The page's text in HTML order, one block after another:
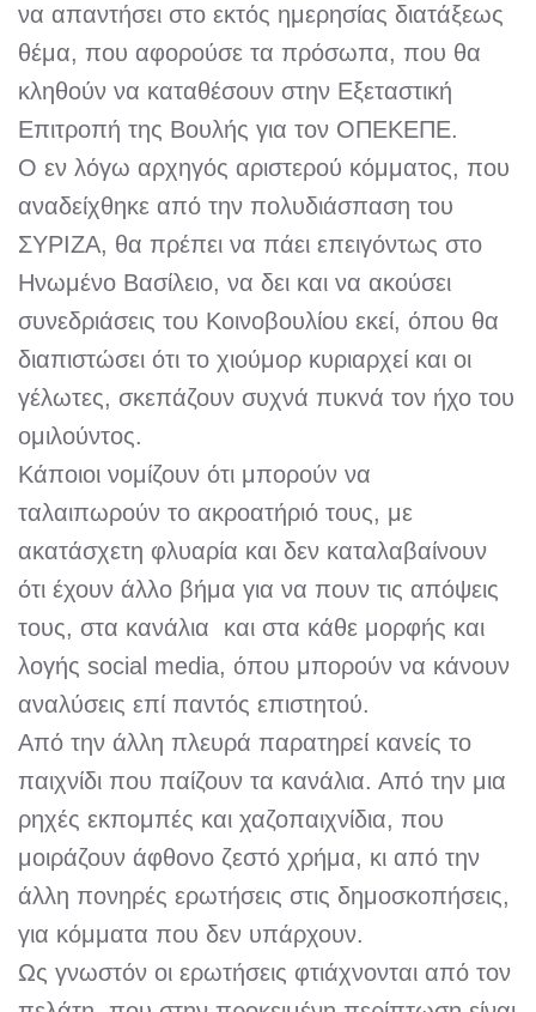
να απαντήσει στο εκτός ημερησίας διατάξεως
θέμα, που αφορούσε τα πρόσωπα, που θα
κληθούν να καταθέσουν στην Εξεταστική
Επιτροπή της Βουλής για τον ΟΠΕΚΕΠΕ.
Ο εν λόγω αρχηγός αριστερού κόμματος, που
αναδείχθηκε από την πολυδιάσπαση του
ΣΥΡΙΖΑ, θα πρέπει να πάει επειγόντως στο
Ηνωμένο Βασίλειο, να δει και να ακούσει
συνεδριάσεις του Κοινοβουλίου εκεί, όπου θα
διαπιστώσει ότι το χιούμορ κυριαρχεί και οι
γέλωτες, σκεπάζουν συχνά πυκνά τον ήχο του
ομιλούντος.
Κάποιοι νομίζουν ότι μπορούν να
ταλαιπωρούν το ακροατήριό τους, με
ακατάσχετη φλυαρία και δεν καταλαβαίνουν
ότι έχουν άλλο βήμα για να πουν τις απόψεις
τους, στα κανάλια και στα κάθε μορφής και
λογής social media, όπου μπορούν να κάνουν
αναλύσεις επί παντός επιστητού.
Από την άλλη πλευρά παρατηρεί κανείς το
παιχνίδι που παίζουν τα κανάλια. Από την μια
ρηχές εκπομπές και χαζοπαιχνίδια, που
μοιράζουν άφθονο ζεστό χρήμα, κι από την
άλλη πονηρές ερωτήσεις στις δημοσκοπήσεις,
για κόμματα που δεν υπάρχουν.
Ως γνωστόν οι ερωτήσεις φτιάχνονται από τον